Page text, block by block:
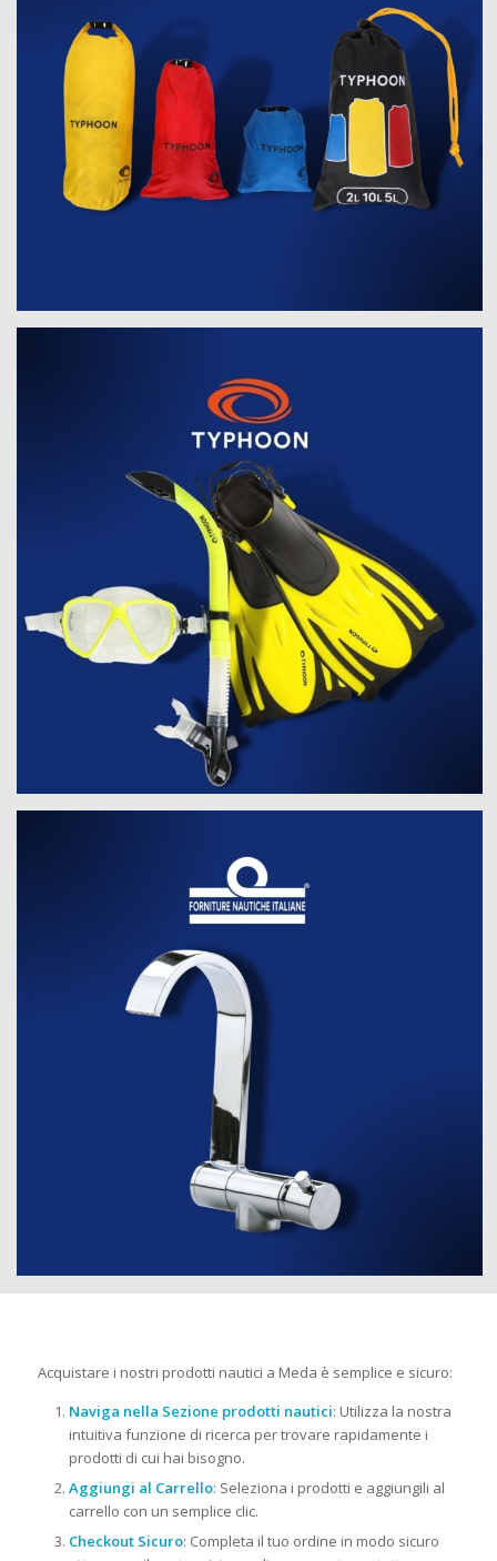
Acquistare i nostri prodotti nautici a Meda è semplice e sicuro:
Naviga nella Sezione prodotti nautici: Utilizza la nostra
intuitiva funzione di ricerca per trovare rapidamente i
prodotti di cui hai bisogno.
Aggiungi al Carrello: Seleziona i prodotti e aggiungili al
carrello con un semplice clic.
Checkout Sicuro: Completa il tuo ordine in modo sicuro